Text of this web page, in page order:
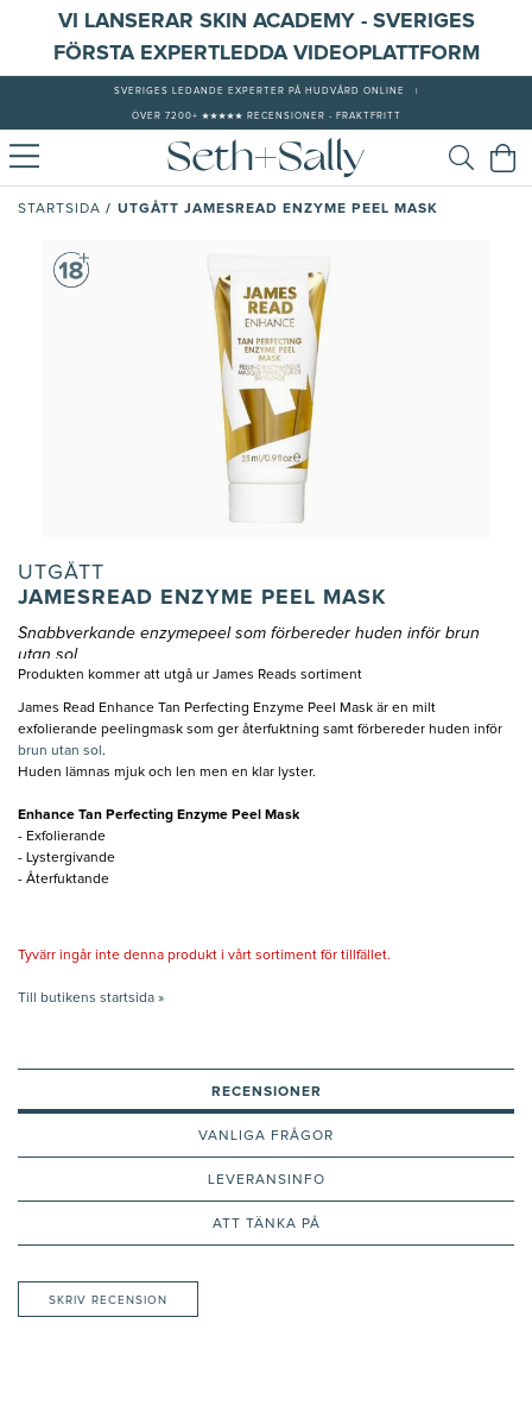
VI LANSERAR SKIN ACADEMY - SVERIGES
FÖRSTA EXPERTLEDDA VIDEOPLATTFORM
SVERIGES LEDANDE EXPERTER PÅ HUDVÅRD ONLINE
ÖVER 7200+ ★★★★★ RECENSIONER - FRAKTFRITT
STARTSIDA / UTGÅTT JAMESREAD ENZYME PEEL MASK
UTGÅTT
JAMESREAD ENZYME PEEL MASK
Snabbverkande enzymepeel som förbereder huden inför brun
utan sol
Produkten kommer att utgå ur James Reads sortiment
James Read Enhance Tan Perfecting Enzyme Peel Mask är en milt
exfolierande peelingmask som ger återfuktning samt förbereder huden inför
brun utan sol .
Huden lämnas mjuk och len men en klar lyster.
Enhance Tan Perfecting Enzyme Peel Mask
- Exfolierande
- Lystergivande
- Återfuktande
Tyvärr ingår inte denna produkt i vårt sortiment för tillfället.
Till butikens startsida »
RECENSIONER
VANLIGA FRÅGOR
LEVERANSINFO
ATT TÄNKA PÅ
SKRIV RECENSION